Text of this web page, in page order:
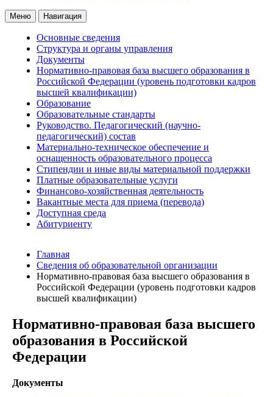
Меню Навигация
Основные сведения
Структура и органы управления
Документы
Нормативно-правовая база высшего образования в
Российской Федерации (уровень подготовки кадров
высшей квалификации)
Образование
Образовательные стандарты
Руководство. Педагогический (научно-
педагогический) состав
Материально-техническое обеспечение и
оснащенность образовательного процесса
Стипендии и иные виды материальной поддержки
Платные образовательные услуги
Финансово-хозяйственная деятельность
Вакантные места для приема (перевода)
Доступная среда
Абитуриенту
Главная
Сведения об образовательной организации
Нормативно-правовая база высшего образования в
Российской Федерации (уровень подготовки кадров
высшей квалификации)
Нормативно-правовая база высшего
образования в Российской
Федерации
Документы